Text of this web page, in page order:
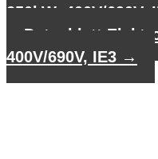
250kW, 400V/690V,
Datenblatt
400V/690V, IE3 →